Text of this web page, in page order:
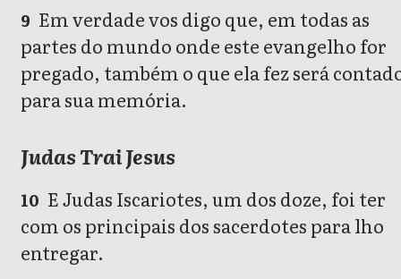
9 Em verdade vos digo que, em todas as
partes do mundo onde este evangelho for
pregado, também o que ela fez será
para sua memória.
Judas Trai Jesus
10 E Judas Iscariotes, um dos doze, foi ter
com os principais dos sacerdotes para lho
entregar.